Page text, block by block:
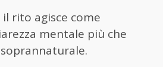
rito agisce come
mentale più che